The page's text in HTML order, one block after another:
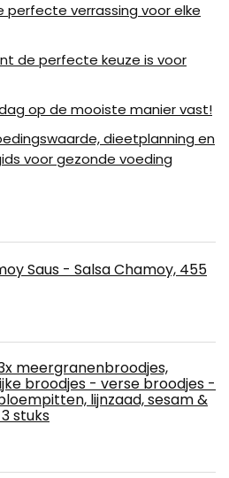
perfecte verrassing voor elke
de perfecte keuze is voor
op de mooiste manier vast!
dieetplanning en
voor gezonde voeding
Saus - Salsa Chamoy, 455
meergranenbroodjes,
broodjes - verse broodjes -
lijnzaad, sesam &
stuks